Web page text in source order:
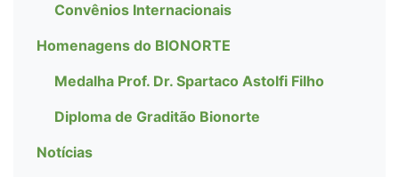
Convênios Internacionais
Homenagens do BIONORTE
Medalha Prof. Dr. Spartaco Astolfi Filho
Diploma de Graditão Bionorte
Notícias